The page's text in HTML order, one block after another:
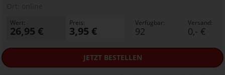
Wert:
26,95 €
Preis:
3,95 €
Verfügbar:
92
Versand:
0,- €
JETZTBESTELLEN